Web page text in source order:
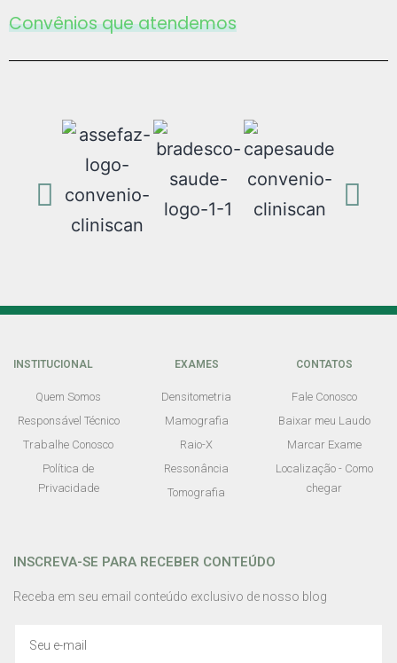
Convênios que atendemos
INSTITUCIONAL
Quem Somos
Responsável Técnico
Trabalhe Conosco
Política de
Privacidade
EXAMES
Densitometria
Mamografia
Raio-X
Ressonância
Tomografia
CONTATOS
Fale Conosco
Baixar meu Laudo
Marcar Exame
Localização - Como
chegar
INSCREVA-SE PARA RECEBER CONTEÚDO
Receba em seu email conteúdo exclusivo de nosso blog